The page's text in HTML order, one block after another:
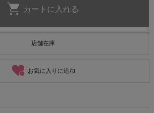
店舗在庫
お気に入りに追加